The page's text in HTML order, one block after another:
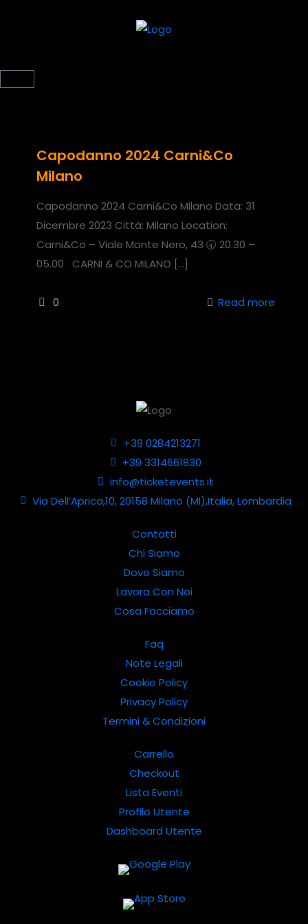
Capodanno 2024 Carni&Co
Milano
Capodanno 2024 Carni&Co Milano Data: 31
Dicembre 2023 Città: Milano Location:
Carni&Co – Viale Monte Nero, 43 🕣 20.30 –
05.00 CARNI & CO MILANO […]
0 Read more
+39 0284213271
+39 3314661830
info@ticketevents.it
Via Dell’Aprica,10, 20158 Milano (MI),Italia, Lombardia
Contatti
Chi Siamo
Dove Siamo
Lavora Con Noi
Cosa Facciamo
Faq
Note Legali
Cookie Policy
Privacy Policy
Termini & Condizioni
Carrello
Checkout
Lista Eventi
Profilo Utente
Dashboard Utente